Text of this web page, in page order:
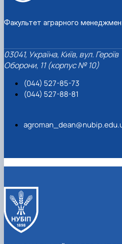
Факультет аграрного
03041, Україна, Київ, вул. Героїв
Оборони, 11 (корпус № 10)
(044) 527-85-73
(044) 527-88-81